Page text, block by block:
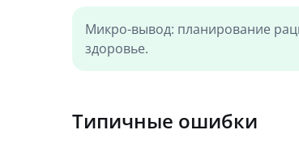
Микро-вывод: планирование
здоровье.
Типичные ошибки